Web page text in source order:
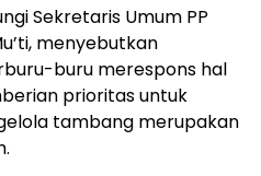
Sekretaris Umum PP
menyebutkan
buru merespons hal
prioritas untuk
tambang merupakan